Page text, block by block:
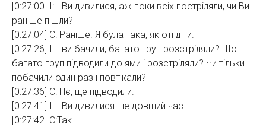
[0:27:00] І: І Ви дивилися, аж поки всіх постріляли, чи Ви
раніше пішли?
[0:27:04] С: Раніше. Я була така, як оті діти.
[0:27:26] І: І ви бачили, багато груп розстріляли? Що
багато груп підводили до ями і розстріляли? Чи тільки
побачили один раз і повтікали?
[0:27:36] С: Нє, ще підводили.
[0:27:41] І: І Ви дивилися ще довший час
[0:27:42] С:Так.